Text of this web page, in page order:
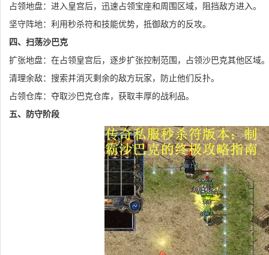
占领地盘：进入皇宫后，迅速占领宝座和周围区域，阻挡敌方进入。
坚守阵地：利用秒杀符和技能优势，抵御敌方的反攻。
四、扫荡沙巴克
扩张地盘：在占领皇宫后，逐步扩张控制范围，占领沙巴克其他区域。
清理余敌：搜索并消灭剩余的敌方玩家，防止他们反扑。
占领仓库：夺取沙巴克仓库，获取丰厚的战利品。
五、防守阶段